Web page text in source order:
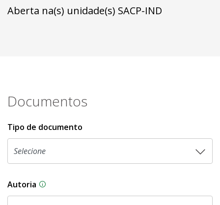
Aberta na(s) unidade(s) SACP-IND
Documentos
Tipo de documento
Autoria As proposições legislativas na CLDF podem